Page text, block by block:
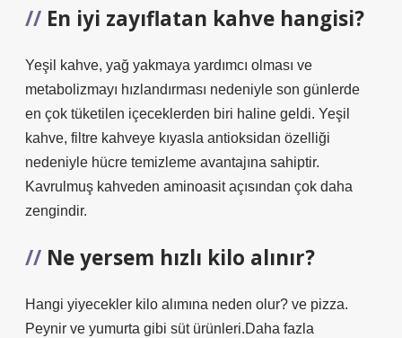
En iyi zayıflatan kahve hangisi?
Yeşil kahve, yağ yakmaya yardımcı olması ve
metabolizmayı hızlandırması nedeniyle son günlerde
en çok tüketilen içeceklerden biri haline geldi. Yeşil
kahve, filtre kahveye kıyasla antioksidan özelliği
nedeniyle hücre temizleme avantajına sahiptir.
Kavrulmuş kahveden aminoasit açısından çok daha
zengindir.
Ne yersem hızlı kilo alınır?
Hangi yiyecekler kilo alımına neden olur? ve pizza.
Peynir ve yumurta gibi süt ürünleri.Daha fazla